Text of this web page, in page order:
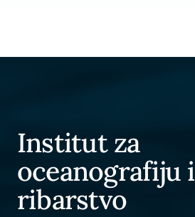
Institut za
oceanografiju i
ribarstvo